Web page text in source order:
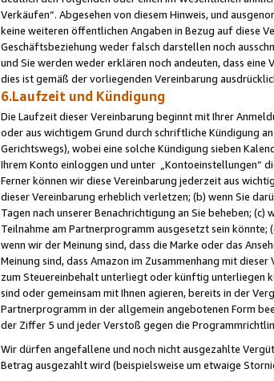
Verkäufen“. Abgesehen von diesem Hinweis, und
keine weiteren öffentlichen Angaben in Bezug auf diese
Geschäftsbeziehung weder falsch darstellen noch
und Sie werden weder erklären noch andeuten, dass
dies ist gemäß der vorliegenden Vereinbarung
6.Laufzeit und Kündigung
Die Laufzeit dieser Vereinbarung beginnt mit Ihrer
oder aus wichtigem Grund durch schriftliche Kündigung
Gerichtswegs), wobei eine solche Kündigung sieben
Ihrem Konto einloggen und unter „Kontoeinstellungen“
Ferner können wir diese Vereinbarung jederzeit aus
dieser Vereinbarung erheblich verletzen; (b) wenn Sie
Tagen nach unserer Benachrichtigung an Sie beheben;
Teilnahme am Partnerprogramm ausgesetzt sein
wenn wir der Meinung sind, dass die Marke oder das
Meinung sind, dass Amazon im Zusammenhang mit
zum Steuereinbehalt unterliegt oder künftig unterliegen
sind oder gemeinsam mit Ihnen agieren, bereits in der
Partnerprogramm in der allgemein angebotenen Form
der Ziffer 5 und jeder Verstoß gegen die
Wir dürfen angefallene und noch nicht ausgezahlte
Betrag ausgezahlt wird (beispielsweise um etwaige